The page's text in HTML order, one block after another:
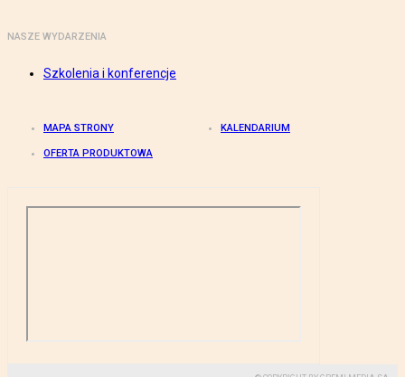
NASZE WYDARZENIA
Szkolenia i konferencje
MAPA STRONY KALENDARIUM
OFERTA PRODUKTOWA